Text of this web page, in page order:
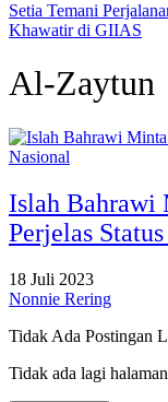
Setia Temani
Khawatir di GIIAS
Al-Zaytun
Nasional
Islah Bahrawi
Perjelas
18 Juli 2023
Nonnie Rering
Tidak Ada Postingan
Tidak ada lagi